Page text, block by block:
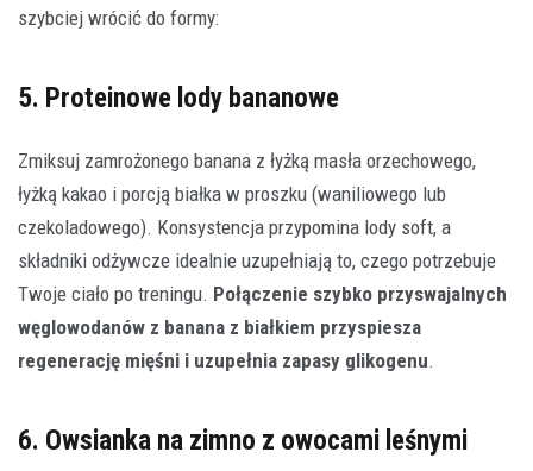
szybciej wrócić do formy:
5. Proteinowe lody bananowe
Zmiksuj zamrożonego banana z łyżką masła orzechowego,
łyżką kakao i porcją białka w proszku (waniliowego lub
czekoladowego). Konsystencja przypomina lody soft, a
składniki odżywcze idealnie uzupełniają to, czego potrzebuje
Twoje ciało po treningu. Połączenie szybko przyswajalnych
węglowodanów z banana z białkiem przyspiesza
regenerację mięśni i uzupełnia zapasy glikogenu.
6. Owsianka na zimno z owocami leśnymi